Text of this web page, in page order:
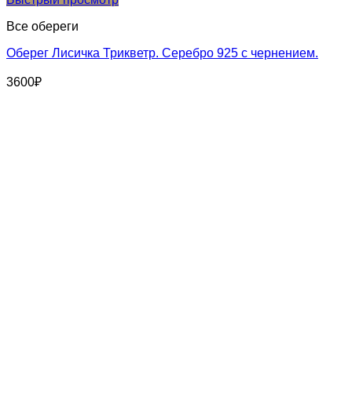
Все обереги
Оберег Лисичка Трикветр. Серебро 925 с чернением.
3600₽